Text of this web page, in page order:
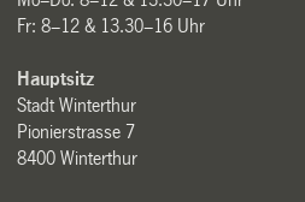
Fr: 8–12 & 13.30–16 Uhr
Hauptsitz
Stadt Winterthur
Pionierstrasse 7
8400 Winterthur